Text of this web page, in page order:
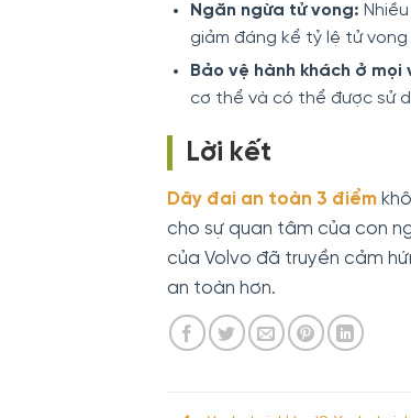
Ngăn ngừa tử vong:
giảm đáng kể tỷ lệ tử
Bảo vệ hành khách ở mọi
cơ thể và có thể được sử
Lời kết
Dây đai an toàn 3 điểm
cho sự quan tâm của con
của Volvo đã truyền cảm
an toàn hơn.